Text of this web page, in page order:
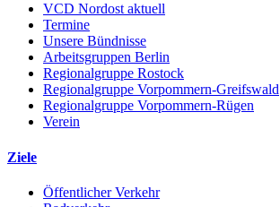
VCD Nordost aktuell
Termine
Unsere Bündnisse
Arbeitsgruppen Berlin
Regionalgruppe Rostock
Regionalgruppe Vorpommern-Greifswald
Regionalgruppe Vorpommern-Rügen
Verein
Ziele
Öffentlicher Verkehr